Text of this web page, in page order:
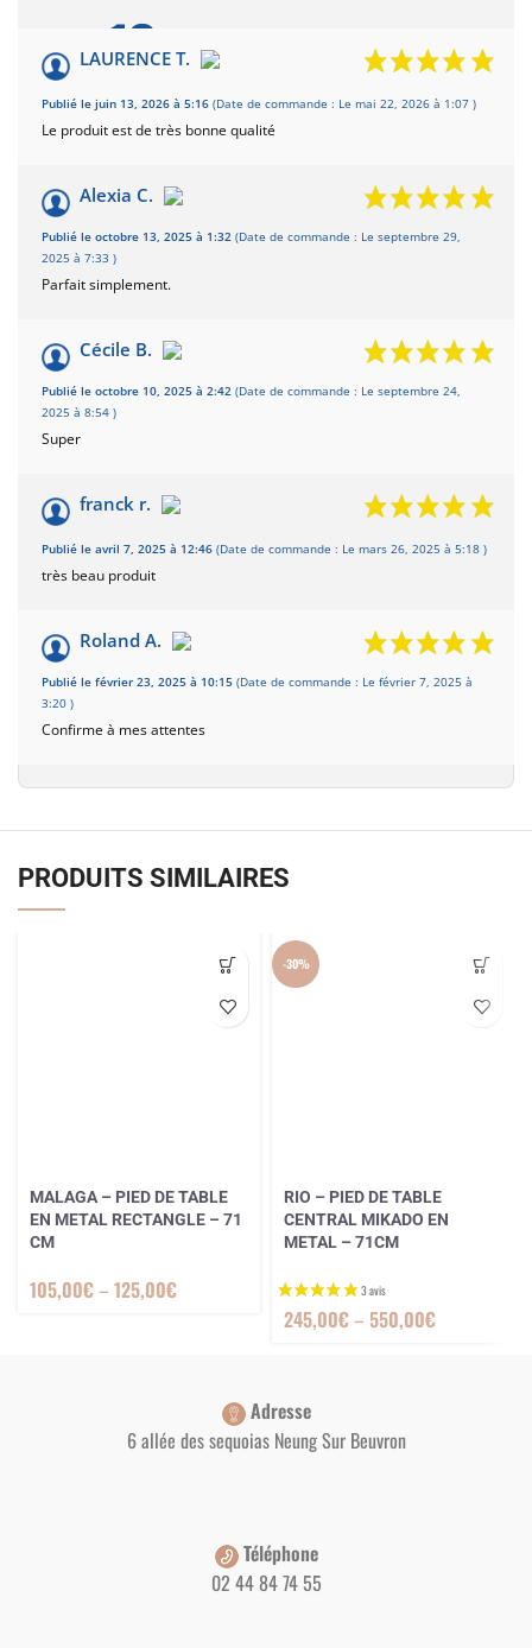
10/10
Basé sur 5 avis
LAURENCE T.
Publié le juin 13, 2026 à 5:16 (Date de commande : Le mai 22, 2026 à 1:07 )
Le produit est de très bonne qualité
Alexia C.
Publié le octobre 13, 2025 à 1:32 (Date de commande : Le septembre 29,
2025 à 7:33 )
Parfait simplement.
Cécile B.
Publié le octobre 10, 2025 à 2:42 (Date de commande : Le septembre 24,
2025 à 8:54 )
Super
franck r.
Publié le avril 7, 2025 à 12:46 (Date de commande : Le mars 26, 2025 à 5:18 )
très beau produit
Roland A.
Publié le février 23, 2025 à 10:15 (Date de commande : Le février 7, 2025 à
3:20 )
Confirme à mes attentes
PRODUITS SIMILAIRES
MALAGA – PIED DE TABLE
EN METAL RECTANGLE – 71
CM
105,00€–125,00€
-30%
RIO – PIED DE TABLE
CENTRAL MIKADO EN
METAL – 71CM
245,00€– 550,00€
Adresse
6 allée des sequoias Neung Sur Beuvron
Téléphone
02 44 84 74 55